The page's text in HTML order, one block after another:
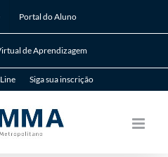
Portal do Aluno
de Aprendizagem
Siga sua inscrição